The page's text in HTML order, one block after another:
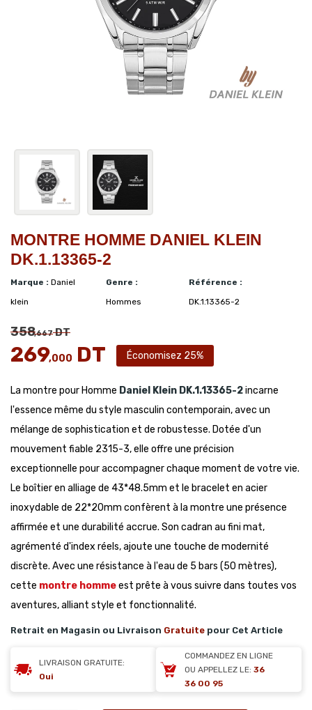
MONTRE HOMME DANIEL KLEIN
DK.1.13365-2
Marque : Daniel
klein
Genre :
Hommes
Référence :
DK.1.13365-2
358,667DT
269,000 DT Économisez 25%
La montre pour Homme Daniel Klein DK.1.13365-2incarne
l'essence même du style masculin contemporain, avec un
mélange de sophistication et de robustesse. Dotée d'un
mouvement fiable 2315-3, elle offre une précision
exceptionnelle pour accompagner chaque moment de votre vie.
Le boîtier en alliage de 43*48.5mm et le bracelet en acier
inoxydable de 22*20mm confèrent à la montre une présence
affirmée et une durabilité accrue. Son cadran au fini mat,
agrémenté d'index réels, ajoute une touche de modernité
discrète. Avec une résistance à l'eau de 5 bars (50 mètres),
cette montre hommeest prête à vous suivre dans toutes vos
aventures, alliant style et fonctionnalité.
Retrait en Magasin ou Livraison Gratuite pour Cet Article
LIVRAISON GRATUITE:
Oui
COMMANDEZ EN LIGNE
OU APPELLEZ LE: 36
36 00 95